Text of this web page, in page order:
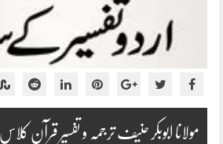
مولانا ابوبکر حنیف ترجمہ و تفسیر قرآن کلاس 2020-07-15